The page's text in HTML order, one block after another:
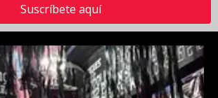
Suscríbete aquí